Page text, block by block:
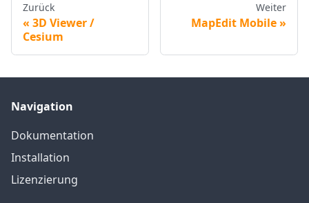
Zurück
3D Viewer /
Cesium
Weiter
MapEdit Mobile
Navigation
Dokumentation
Installation
Lizenzierung